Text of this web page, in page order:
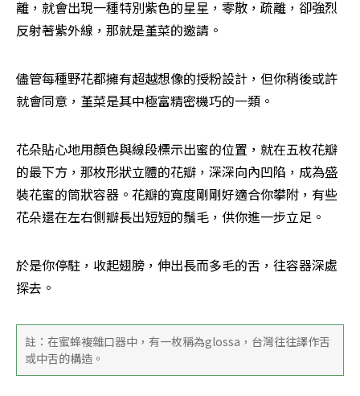
離，就會出現一種特別紫色的星星，零散，疏離，卻強烈
反射著紫外線，那就是堇菜的邀請。
儘管每種野花都擁有超越想像的授粉設計，但你稍後或許
就會同意，堇菜是其中極富精密機巧的一類。
花朵貼心地用顏色與線段標示出蜜的位置，就在五枚花瓣
的最下方，那枚形狀立體的花瓣，深深向內凹陷，成為盛
裝花蜜的筒狀容器。花瓣的寬度剛剛好適合你攀附，有些
花朵還在左右側瓣長出短短的鬚毛，供你進一步立足。
於是你停駐，收起翅膀，伸出長而多毛的舌，往容器深處
探去。
註：在蜜蜂複雜口器中，有一枚稱為glossa，台灣往往譯作舌
或中舌的構造。